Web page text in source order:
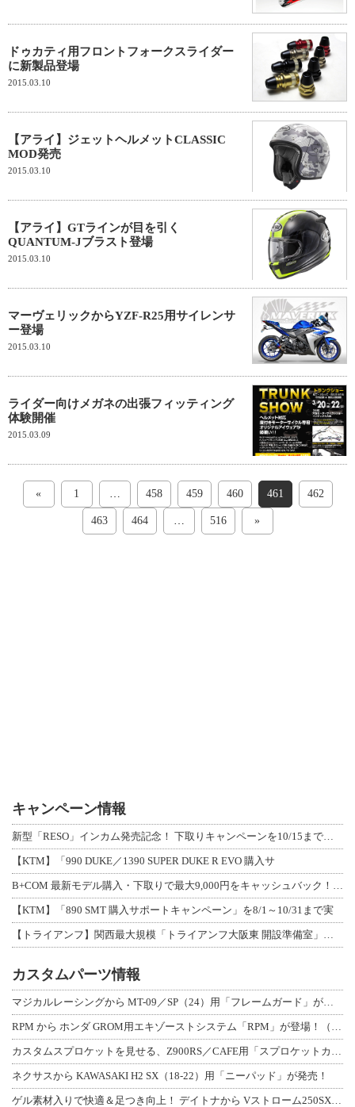
ドゥカティ用フロントフォークスライダー
に新製品登場
2015.03.10
【アライ】ジェットヘルメットCLASSIC
MOD発売
2015.03.10
【アライ】GTラインが目を引く
QUANTUM-Jブラスト登場
2015.03.10
マーヴェリックからYZF-R25用サイレンサ
ー登場
2015.03.10
ライダー向けメガネの出張フィッティング
体験開催
2015.03.09
« 1 … 458 459 460 461 462
463 464 … 516 »
キャンペーン情報
新型「RESO」インカム発売記念！ 下取りキャンペーンを10/15まで延長して開
【KTM】「990 DUKE／1390 SUPER DUKE R EVO 購入サ
B+COM 最新モデル購入・下取りで最大9,000円をキャッシュバック！「B+F
【KTM】「890 SMT 購入サポートキャンペーン」を8/1～10/31まで実
【トライアンフ】関西最大規模「トライアンフ大阪東 開設準備室」がオープン！ 限定
カスタムパーツ情報
マジカルレーシングから MT-09／SP（24）用「フレームガード」が登場！
RPM から ホンダ GROM用エキゾーストシステム「RPM」が登場！（動画あり
カスタムスプロケットを見せる、Z900RS／CAFE用「スプロケットカバーフルキ
ネクサスから KAWASAKI H2 SX（18-22）用「ニーパッド」が発売！
ゲル素材入りで快適＆足つき向上！ デイトナから Vストローム250SX用「快適ロ